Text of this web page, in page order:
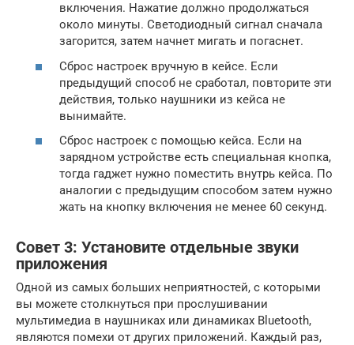
включения. Нажатие должно продолжаться
около минуты. Светодиодный сигнал сначала
загорится, затем начнет мигать и погаснет.
Сброс настроек вручную в кейсе. Если
предыдущий способ не сработал, повторите эти
действия, только наушники из кейса не
вынимайте.
Сброс настроек с помощью кейса. Если на
зарядном устройстве есть специальная кнопка,
тогда гаджет нужно поместить внутрь кейса. По
аналогии с предыдущим способом затем нужно
жать на кнопку включения не менее 60 секунд.
Совет 3: Установите отдельные звуки
приложения
Одной из самых больших неприятностей, с которыми
вы можете столкнуться при прослушивании
мультимедиа в наушниках или динамиках Bluetooth,
являются помехи от других приложений. Каждый раз,